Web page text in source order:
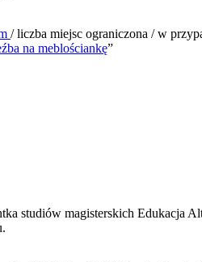
/ liczba miejsc ograniczona / w
na meblościankę”
studiów magisterskich Edukacja